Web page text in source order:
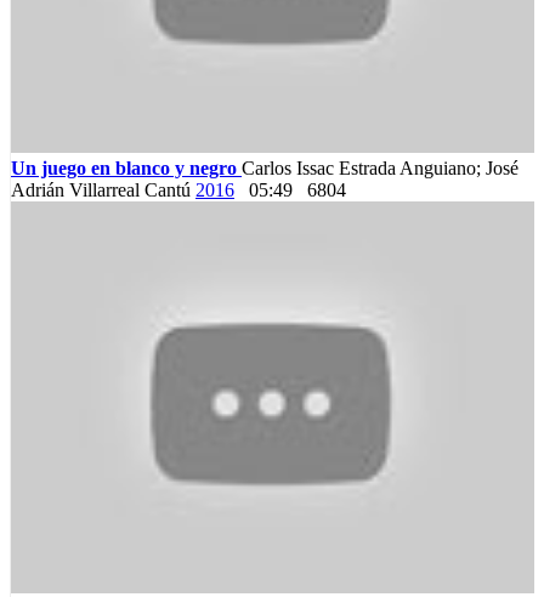
Un juego en blanco y negro Carlos Issac Estrada Anguiano; José
Adrián Villarreal Cantú 2016 05:49 6804